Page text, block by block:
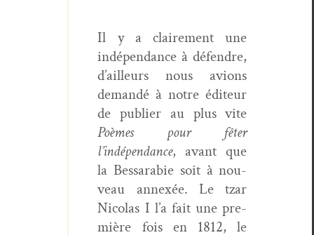
Il y a claire­ment une
indépen­dance à défendre,
d’ailleurs nous avions
demandé à notre édi­teur
de pub­li­er au plus vite
Poèmes pour fêter
l’indépendance, avant que
la Bessara­bie soit à nou­
veau annexée. Le tzar
Nico­las I l’a fait une pre­
mière fois en 1812, le